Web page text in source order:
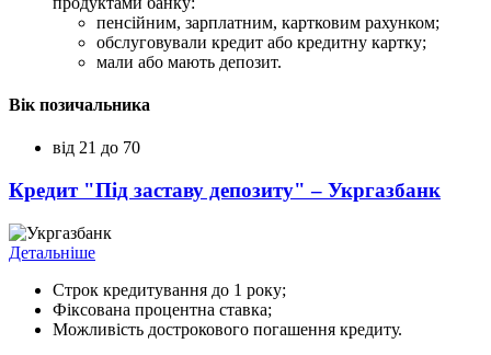
пенсійним, зарплатним, картковим рахунком;
обслуговували кредит або кредитну картку;
мали або мають депозит.
Вік позичальника
від 21 до 70
Кредит "Під заставу депозиту" – Укргазбанк
Детальніше
Строк кредитування до 1 року;
Фіксована процентна ставка;
Можливість дострокового погашення кредиту.